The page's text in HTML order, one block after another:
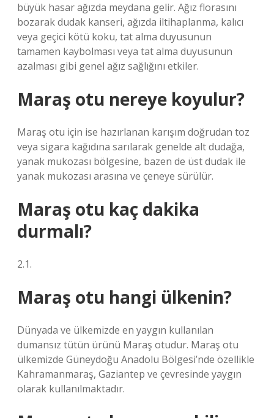
büyük hasar ağızda meydana gelir. Ağız florasını
bozarak dudak kanseri, ağızda iltihaplanma, kalıcı
veya geçici kötü koku, tat alma duyusunun
tamamen kaybolması veya tat alma duyusunun
azalması gibi genel ağız sağlığını etkiler.
Maraş otu nereye koyulur?
Maraş otu için ise hazırlanan karışım doğrudan toz
veya sigara kağıdına sarılarak genelde alt dudağa,
yanak mukozası bölgesine, bazen de üst dudak ile
yanak mukozası arasına ve çeneye sürülür.
Maraş otu kaç dakika
durmalı?
2.1.
Maraş otu hangi ülkenin?
Dünyada ve ülkemizde en yaygın kullanılan
dumansız tütün ürünü Maraş otudur. Maraş otu
ülkemizde Güneydoğu Anadolu Bölgesi’nde özellikle
Kahramanmaraş, Gaziantep ve çevresinde yaygın
olarak kullanılmaktadır.